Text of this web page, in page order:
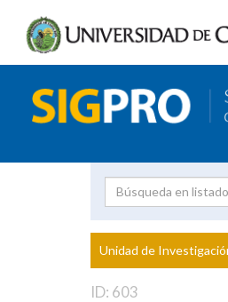
Proyecto
Unidad de
ID: 603